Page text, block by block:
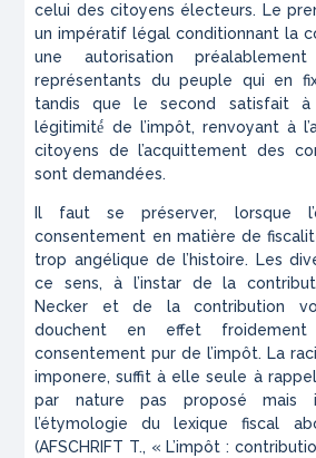
celui des citoyens électeurs. Le
un impératif légal conditionnant la
une autorisation
représentants du peuple qui en
tandis que le second satisfait
légitimité́ de l’impôt, renvoyant à
citoyens de l’acquittement des
sont demandées.
Il faut se préserver, lorsque
consentement en matière de
trop angélique de l’histoire. Les
ce sens, à l’instar de la
Necker et de la contribution
douchent en effet froidement
consentement pur de l’impôt. La
imponere, suffit à elle seule à
par nature pas proposé mais
l’étymologie du lexique fiscal
(AFSCHRIFT T., « L’impôt :